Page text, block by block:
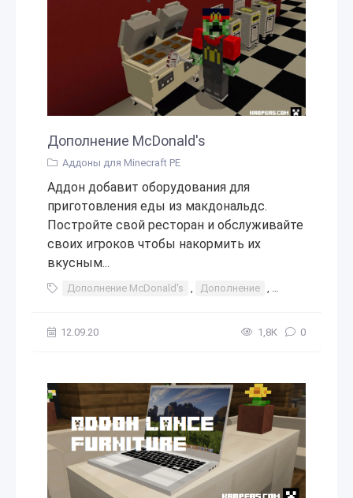
Дополнение McDonald's
Аддоны для Minecraft PE
Аддон добавит оборудования для
приготовления еды из макдональдс.
Постройте свой ресторан и обслуживайте
своих игроков чтобы накормить их
вкусным...
Дополнение McDonald's , Дополнение , макдак
12.09.20 1,8К 0